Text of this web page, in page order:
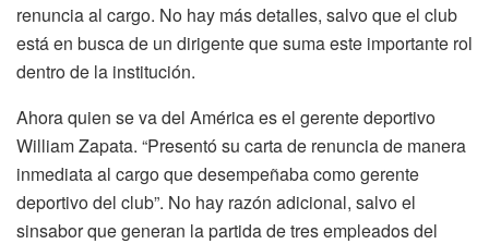
renuncia al cargo. No hay más detalles, salvo que el club
está en busca de un dirigente que suma este importante rol
dentro de la institución.
Ahora quien se va del América es el gerente deportivo
William Zapata. “Presentó su carta de renuncia de manera
inmediata al cargo que desempeñaba como gerente
deportivo del club”. No hay razón adicional, salvo el
sinsabor que generan la partida de tres empleados del